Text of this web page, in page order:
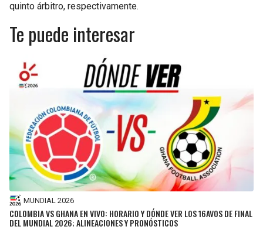
quinto árbitro, respectivamente.
Te puede interesar
MUNDIAL 2026
COLOMBIA VS GHANA EN VIVO: HORARIO Y DÓNDE VER LOS 16AVOS DE FINAL
DEL MUNDIAL 2026; ALINEACIONES Y PRONÓSTICOS